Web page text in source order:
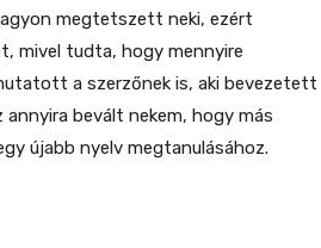
megtetszett neki, ezért
mivel tudta, hogy mennyire
a szerzőnek is, aki bevezetett
annyira bevált nekem, hogy más
újabb nyelv megtanulásához.